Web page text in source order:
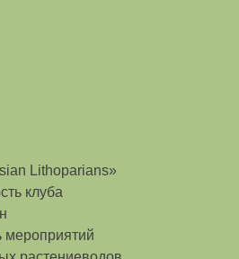
Lithoparians»
клуба
мероприятий